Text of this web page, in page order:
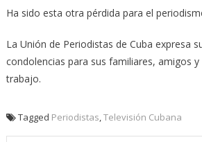
Ha sido esta otra pérdida para el
La Unión de Periodistas de Cuba expresa
condolencias para sus familiares, amigos
trabajo.
Tagged Periodistas Televisión Cubana